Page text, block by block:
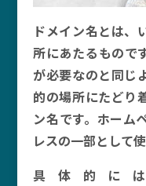
ドメイン名とは、
所にあたるもので
が必要なのと同じ
的の場所にたどり
ン名です。ホーム
レスの一部として使
具体的に